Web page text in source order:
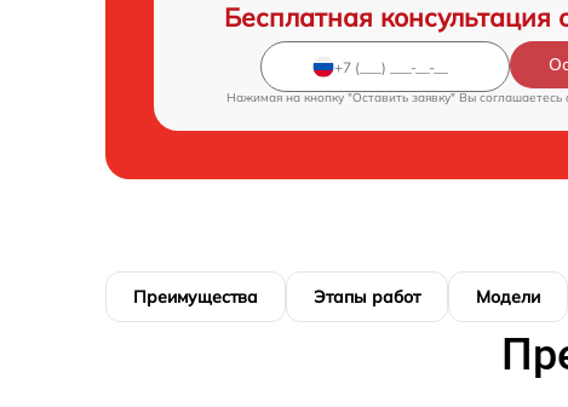
Бесплатная консультация
Нажимая на кнопку "Оставить заявку" Вы соглашаетесь
Преимущества Этапы работ Модели